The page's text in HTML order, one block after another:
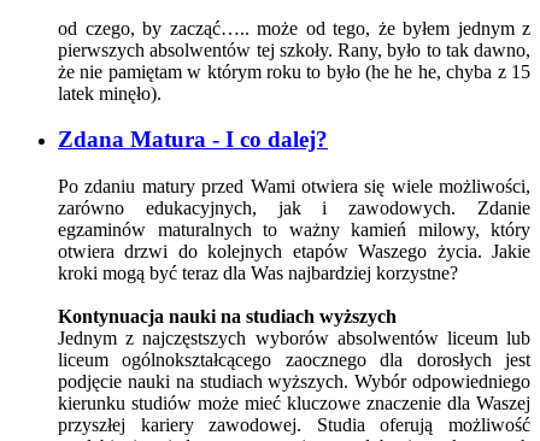
od czego, by zacząć….. może od tego, że byłem jednym z
pierwszych absolwentów tej szkoły. Rany, było to tak dawno,
że nie pamiętam w którym roku to było (he he he, chyba z 15
latek minęło).
Zdana Matura - I co dalej?
Po zdaniu matury przed Wami otwiera się wiele możliwości,
zarówno edukacyjnych, jak i zawodowych. Zdanie
egzaminów maturalnych to ważny kamień milowy, który
otwiera drzwi do kolejnych etapów Waszego życia. Jakie
kroki mogą być teraz dla Was najbardziej korzystne?
Kontynuacja nauki na studiach wyższych
Jednym z najczęstszych wyborów absolwentów liceum lub
liceum ogólnokształcącego zaocznego dla dorosłych jest
podjęcie nauki na studiach wyższych. Wybór odpowiedniego
kierunku studiów może mieć kluczowe znaczenie dla Waszej
przyszłej kariery zawodowej. Studia oferują możliwość